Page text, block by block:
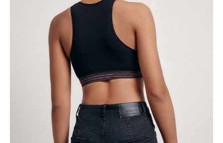
Tabela rozmiarów
+
DODAJ DO KOSZYKA
Jak złożyć zamówienie
POWIADOM MNIE O DOSTĘPNOŚCI